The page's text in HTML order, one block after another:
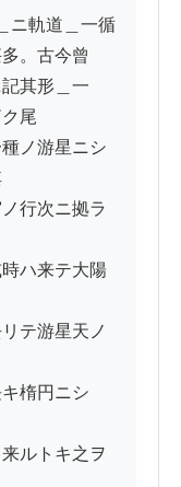
。古今曾
其形＿一
尾
ノ游星ニシ
行次ニ拠ラ
ハ来テ大陽
テ游星天ノ
楕円ニシ
ルトキ之ヲ